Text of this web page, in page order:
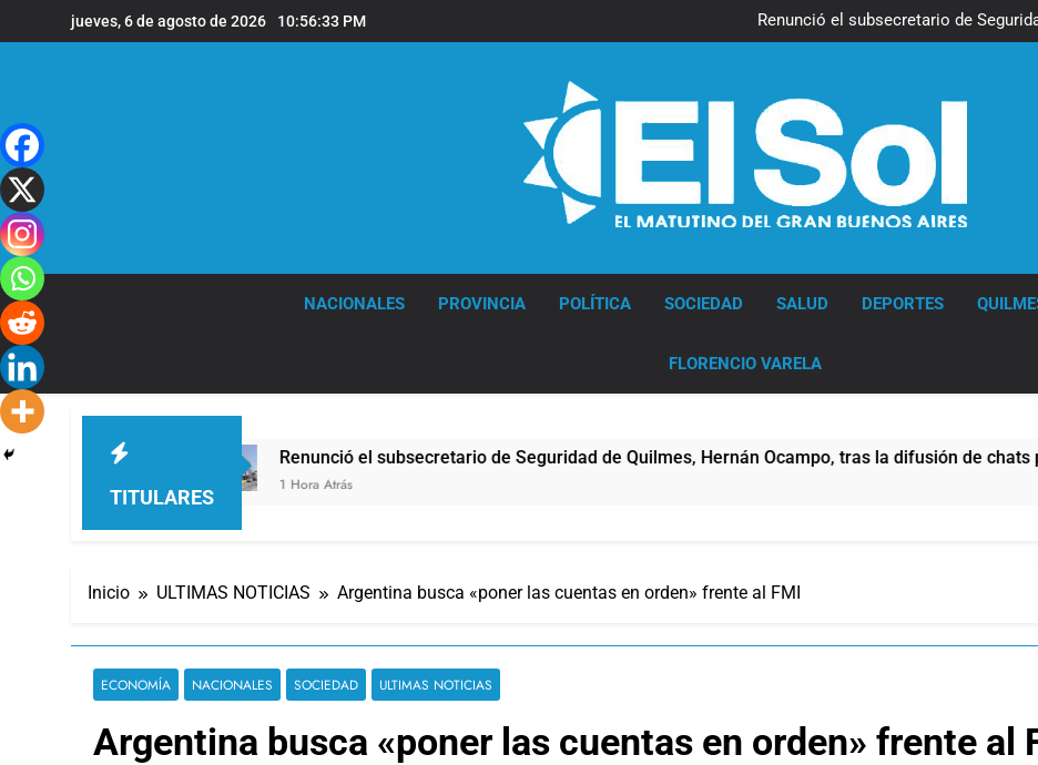
al
jueves, 6 de agosto de 2026 10:56:34 PM
Renunció el subsecretario de
Candela Arizaga confirmó que
Renunció el subsecretario de
Candela Arizaga confirmó que
La Libertad Avanza consiguió la
NACIONALES PROVINCIA POLÍTICA SOCIEDAD SALUD DEPORTES
FLORENCIO VARELA
TITULARES
de Milei Renunció el subsecretario de Seguridad de Quilmes, Hernán Ocampo, tras la difusión de chats
1 Hora Atrás
Inicio ULTIMAS NOTICIAS Argentina busca «poner las cuentas en orden» frente al FMI
ECONOMÍA NACIONALES SOCIEDAD ULTIMAS NOTICIAS
Argentina busca «poner las cuentas en orden» frente al